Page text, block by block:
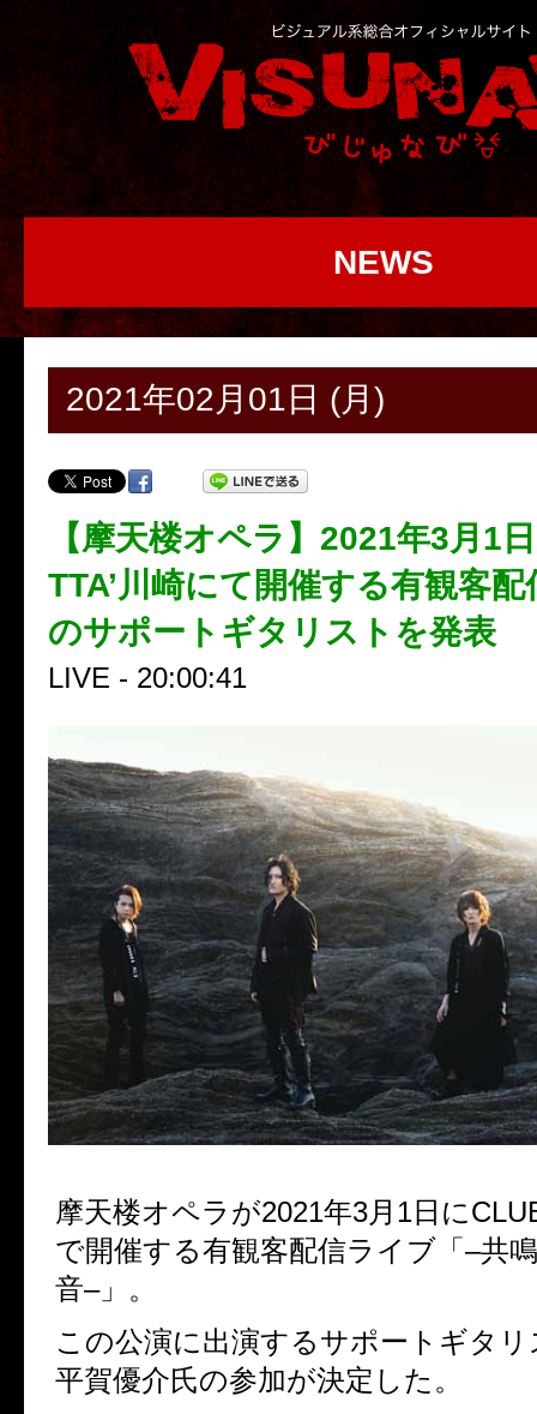
NEWS
2021年02月01日 (月)
【摩天楼オペラ】2021年3月1
TTA’川崎にて開催する有観客
のサポートギタリストを発表
LIVE - 20:00:41
摩天楼オペラが2021年3月 1日に
で開催する有観客配信ライブ「 –共
音–」。
この公演に出演するサポートギタ
平賀優介氏の参加が決定した。